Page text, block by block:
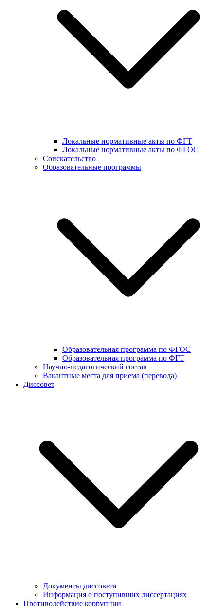
Локальные нормативные акты по ФГТ
Локальные нормативные акты по ФГОС
Соискательство
Образовательные программы
Образовательная программа по ФГОС
Образовательная программа по ФГТ
Научно-педагогический состав
Вакантные места для приема (перевода)
Диссовет
Документы диссовета
Информация о поступивших диссертациях
Противодействие коррупции